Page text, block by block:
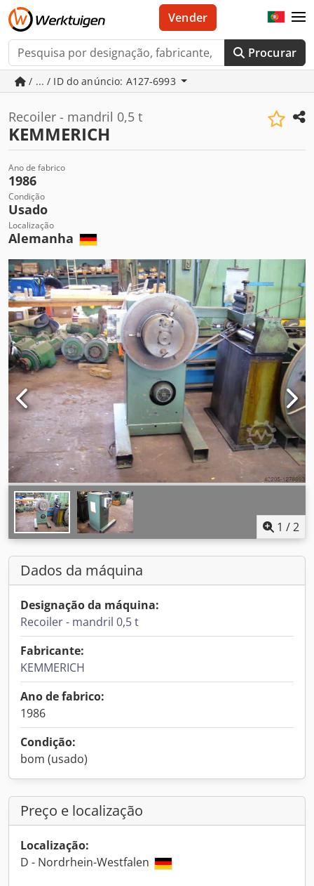
Procurar
Vender
/ ... / ID do anúncio: A127-6993
Recoiler - mandril 0,5 t
KEMMERICH
Ano de fabrico
1986
Condição
Usado
Localização
Alemanha
1 /2
Dados da máquina
Designação da máquina:
Recoiler - mandril 0,5 t
Fabricante:
KEMMERICH
Ano de fabrico:
1986
Condição:
bom (usado)
Preço e localização
Localização:
D - Nordrhein-Westfalen